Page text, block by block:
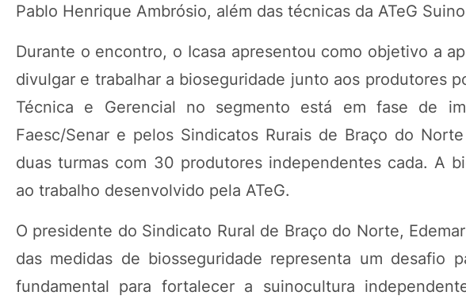
Pablo Henrique Ambrósio, além das técnicas da ATeG
Durante o encontro, o Icasa apresentou como objetivo a
divulgar e trabalhar a bioseguridade junto aos produtores
Técnica e Gerencial no segmento está em fase de
Faesc/Senar e pelos Sindicatos Rurais de Braço do
duas turmas com 30 produtores independentes cada. A
ao trabalho desenvolvido pela ATeG.
O presidente do Sindicato Rural de Braço do Norte,
das medidas de biosseguridade representa um desafio
fundamental para fortalecer a suinocultura